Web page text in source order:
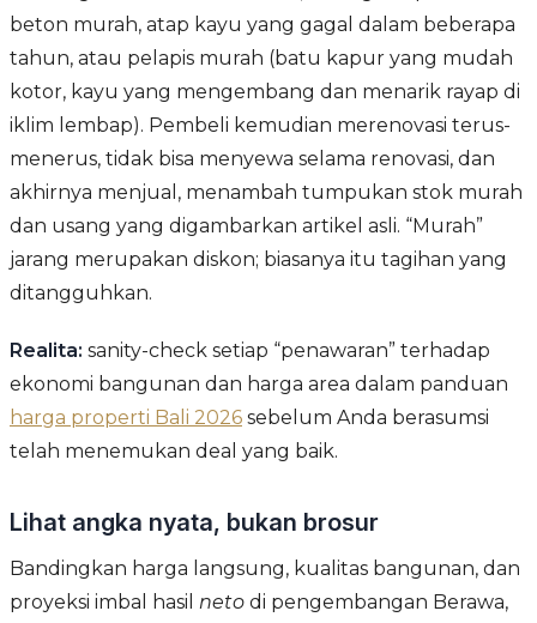
beton murah, atap kayu yang gagal dalam beberapa
tahun, atau pelapis murah (batu kapur yang mudah
kotor, kayu yang mengembang dan menarik rayap di
iklim lembap). Pembeli kemudian merenovasi terus-
menerus, tidak bisa menyewa selama renovasi, dan
akhirnya menjual, menambah tumpukan stok murah
dan usang yang digambarkan artikel asli. “Murah”
jarang merupakan diskon; biasanya itu tagihan yang
ditangguhkan.
Realita: sanity-check setiap “penawaran” terhadap
ekonomi bangunan dan harga area dalam panduan
harga properti Bali 2026 sebelum Anda berasumsi
telah menemukan deal yang baik.
Lihat angka nyata, bukan brosur
Bandingkan harga langsung, kualitas bangunan, dan
proyeksi imbal hasil neto di pengembangan Berawa,